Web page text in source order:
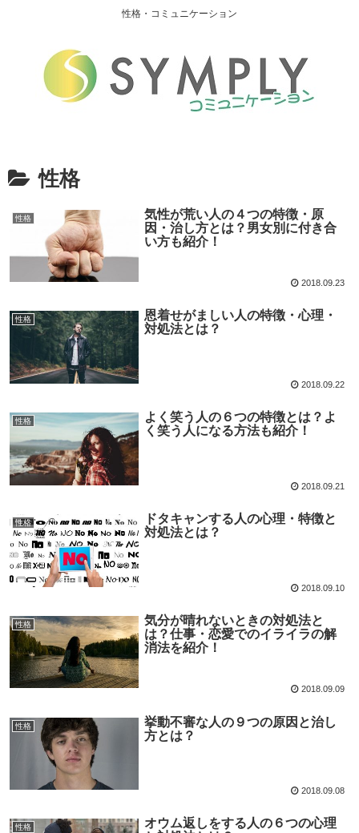
性格・コミュニケーション
性格
性格
気性が荒い人の４つの特徴・原
因・治し方とは？男女別に付き合
い方も紹介！
2018.09.23
性格
恩着せがましい人の特徴・心理・
対処法とは？
2018.09.22
性格
よく笑う人の６つの特徴とは？よ
く笑う人になる方法も紹介！
2018.09.21
性格
ドタキャンする人の心理・特徴と
対処法とは？
2018.09.10
性格
気分が晴れないときの対処法と
は？仕事・恋愛でのイライラの解
消法を紹介！
2018.09.09
性格
挙動不審な人の９つの原因と治し
方とは？
2018.09.08
性格
オウム返しをする人の６つの心理